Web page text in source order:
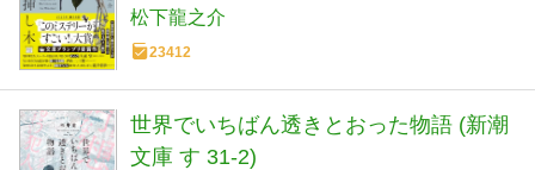
松下龍之介
23412
世界でいちばん透きとおった物語 (新潮
文庫 す 31-2)